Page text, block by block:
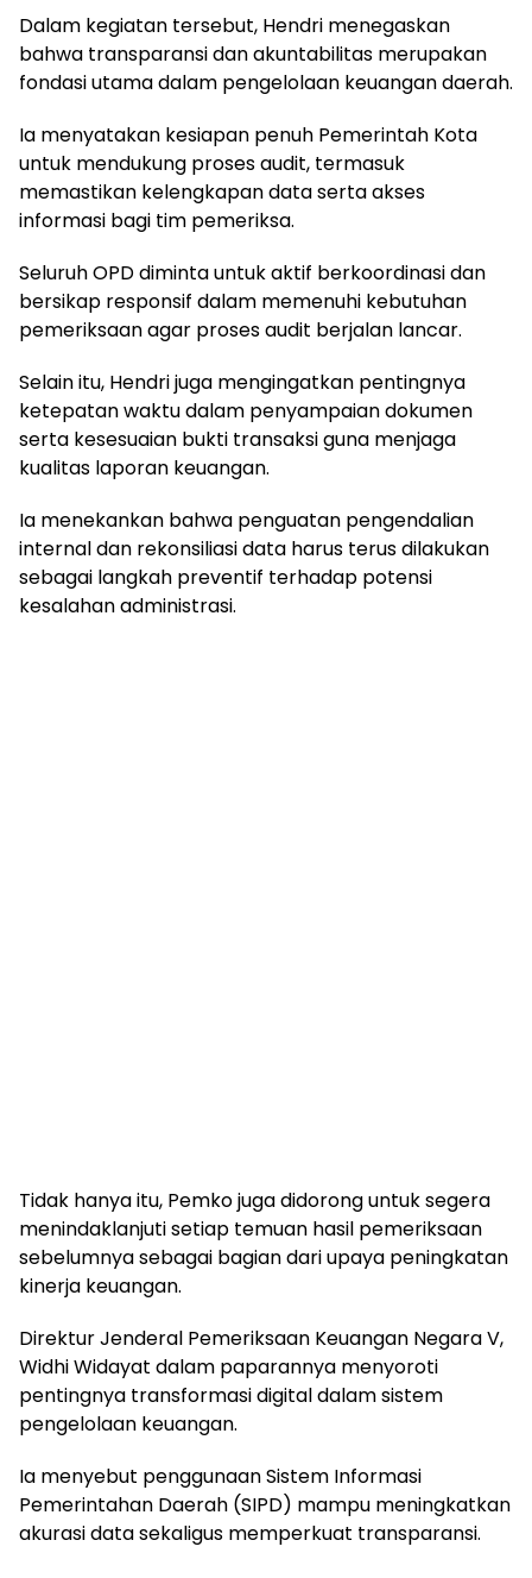
Dalam kegiatan tersebut, Hendri menegaskan
bahwa transparansi dan akuntabilitas merupakan
fondasi utama dalam pengelolaan keuangan daerah.
Ia menyatakan kesiapan penuh Pemerintah Kota
untuk mendukung proses audit, termasuk
memastikan kelengkapan data serta akses
informasi bagi tim pemeriksa.
Seluruh OPD diminta untuk aktif berkoordinasi dan
bersikap responsif dalam memenuhi kebutuhan
pemeriksaan agar proses audit berjalan lancar.
Selain itu, Hendri juga mengingatkan pentingnya
ketepatan waktu dalam penyampaian dokumen
serta kesesuaian bukti transaksi guna menjaga
kualitas laporan keuangan.
Ia menekankan bahwa penguatan pengendalian
internal dan rekonsiliasi data harus terus dilakukan
sebagai langkah preventif terhadap potensi
kesalahan administrasi.
Tidak hanya itu, Pemko juga didorong untuk segera
menindaklanjuti setiap temuan hasil pemeriksaan
sebelumnya sebagai bagian dari upaya peningkatan
kinerja keuangan.
Direktur Jenderal Pemeriksaan Keuangan Negara V,
Widhi Widayat dalam paparannya menyoroti
pentingnya transformasi digital dalam sistem
pengelolaan keuangan.
Ia menyebut penggunaan Sistem Informasi
Pemerintahan Daerah (SIPD) mampu meningkatkan
akurasi data sekaligus memperkuat transparansi.